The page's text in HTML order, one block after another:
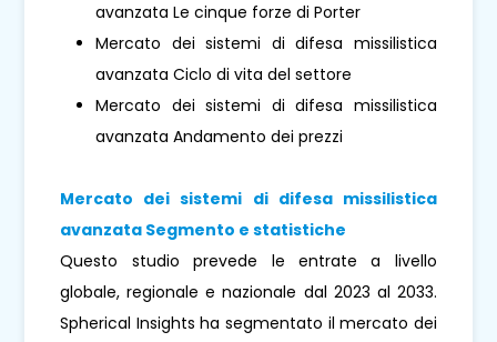
avanzata Le cinque forze di Porter
Mercato dei sistemi di difesa missilistica
avanzata Ciclo di vita del settore
Mercato dei sistemi di difesa missilistica
avanzata Andamento dei prezzi
Mercato dei sistemi di difesa missilistica
avanzata Segmento e statistiche
Questo studio prevede le entrate a livello
globale, regionale e nazionale dal 2023 al 2033.
Spherical Insights ha segmentato il mercato dei